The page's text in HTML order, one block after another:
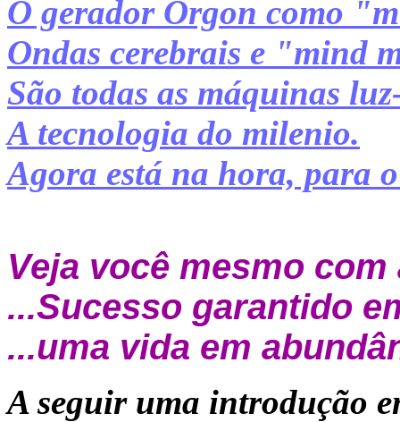
O gerador Orgon como
Ondas cerebrais e "mind
São todas as máquinas
A tecnologia do milenio.
Agora está na hora, para
Veja você mesmo
...Sucesso garantido
...uma vida em
A seguir uma introdução